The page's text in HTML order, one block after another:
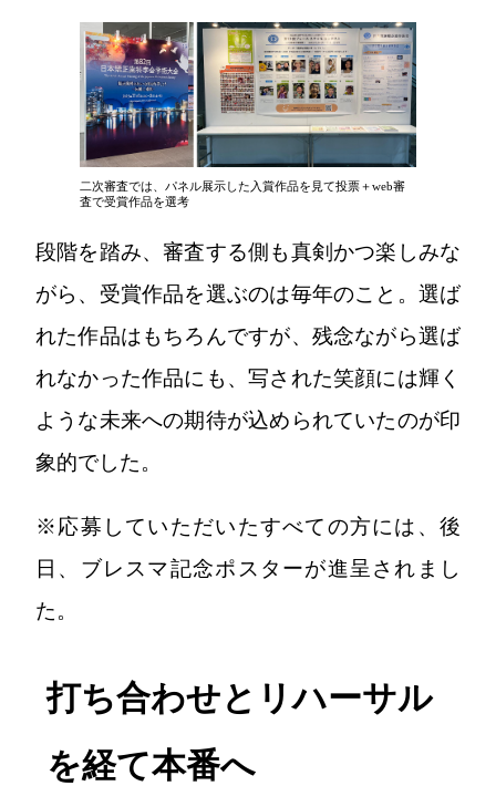
二次審査では、パネル展示した入賞作品を見て投票＋web審
査で受賞作品を選考
段階を踏み、審査する側も真剣かつ楽しみな
がら、受賞作品を選ぶのは毎年のこと。選ば
れた作品はもちろんですが、残念ながら選ば
れなかった作品にも、写された笑顔には輝く
ような未来への期待が込められていたのが印
象的でした。
※応募していただいたすべての方には、後
日、ブレスマ記念ポスターが進呈されまし
た。
打ち合わせとリハーサル
を経て本番へ